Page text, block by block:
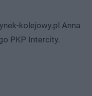
kolejowy.pl Anna
PKP Intercity.